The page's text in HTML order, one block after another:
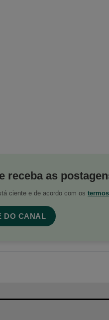
receba as
ciente e de acordo com os
DO CANAL